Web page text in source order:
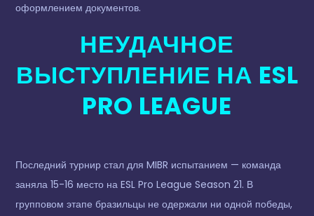
оформлением документов.
НЕУДАЧНОЕ
ВЫСТУПЛЕНИЕ НА ESL
PRO LEAGUE
Последний турнир стал для MIBR испытанием — команда
заняла 15-16 место на ESL Pro League Season 21. В
групповом этапе бразильцы не одержали ни одной победы,